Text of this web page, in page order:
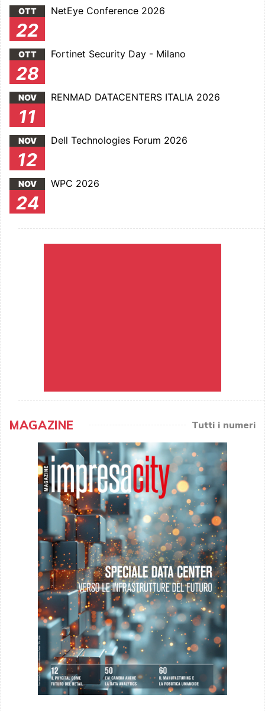
OTT
22
NetEye Conference 2026
OTT
28
Fortinet Security Day - Milano
NOV
11
RENMAD DATACENTERS ITALIA 2026
NOV
12
Dell Technologies Forum 2026
NOV
24
WPC 2026
MAGAZINE Tutti i numeri